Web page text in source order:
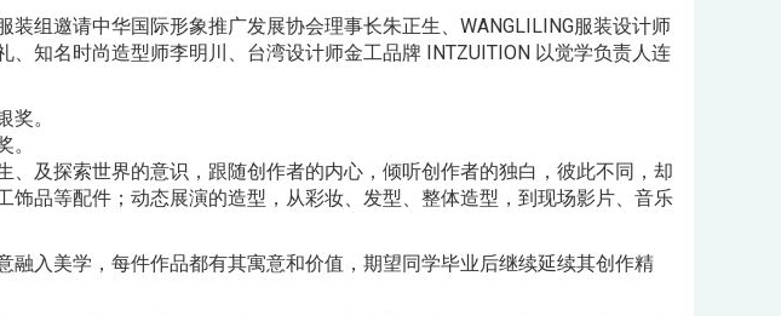
组邀请中华国际形象推广发展协会理事长朱正生、WANGLILING服装设计师
知名时尚造型师李明川、台湾设计师金工品牌 INTZUITION 以觉学负责人连
及探索世界的意识，跟随创作者的内心，倾听创作者的独白，彼此不同，却
品等配件；动态展演的造型，从彩妆、发型、整体造型，到现场影片、音乐
入美学，每件作品都有其寓意和价值，期望同学毕业后继续延续其创作精